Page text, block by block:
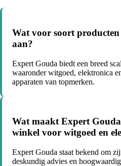
Wat voor soort
aan?
Expert Gouda biedt een breed
waaronder witgoed, elektronica
apparaten van topmerken.
Wat maakt Expert
winkel voor witgoed en
Expert Gouda staat bekend om
deskundig advies en